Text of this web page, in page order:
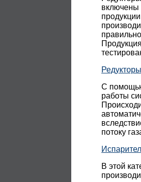
включены
С
работы
потоку
В этой